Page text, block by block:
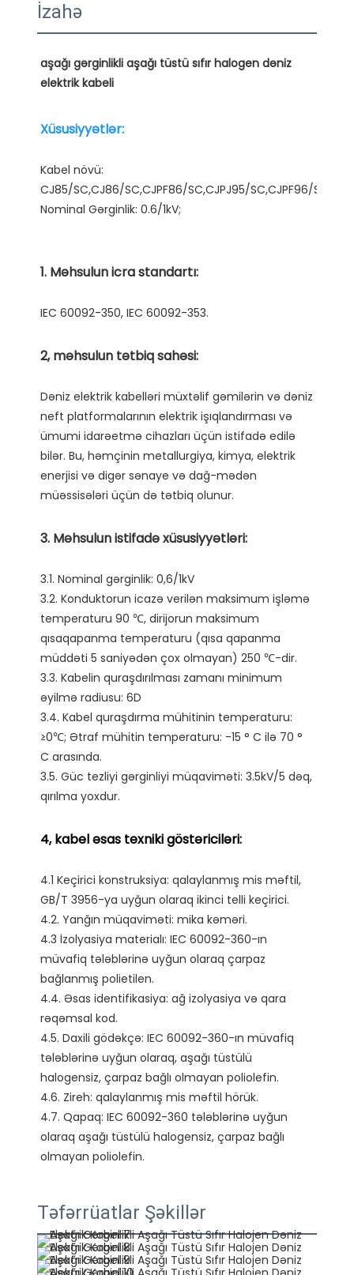
İzahə
aşağı gərginlikli aşağı tüstü sıfır halogen dəniz
Kabel növü:
CJ85/SC,CJ86/SC,CJPF86/SC,CJPJ95/SC,CJPF96/SC.
Dəniz elektrik kabelləri müxtəlif gəmilərin və dəniz
neft platformalarının elektrik işıqlandırması və
ümumi idarəetmə cihazları üçün istifadə edilə
bilər. Bu, həmçinin metallurgiya, kimya, elektrik
enerjisi və digər sənaye və dağ-mədən
3.1. Nominal gərginlik: 0,6/1kV
3.2. Konduktorun icazə verilən maksimum işləmə
temperaturu 90 ℃, dirijorun maksimum
qısaqapanma temperaturu (qısa qapanma
müddəti 5 saniyədən çox olmayan) 250 ℃-dir.
3.3. Kabelin quraşdırılması zamanı minimum
əyilmə radiusu: 6D
3.4. Kabel quraşdırma mühitinin temperaturu:
≥0℃; Ətraf mühitin temperaturu: -15 ° C ilə 70 °
C arasında.
3.5. Güc tezliyi gərginliyi müqaviməti: 3.5kV/5 dəq,
4.1 Keçirici konstruksiya: qalaylanmış mis məftil,
GB/T 3956-ya uyğun olaraq ikinci telli keçirici.
4.2. Yanğın müqaviməti: mika kəməri.
4.3 İzolyasiya materialı: IEC 60092-360-ın
müvafiq tələblərinə uyğun olaraq çarpaz
bağlanmış polietilen.
4.4. Əsas identifikasiya: ağ izolyasiya və qara
rəqəmsal kod.
4.5. Daxili gödəkçə: IEC 60092-360-ın müvafiq
tələblərinə uyğun olaraq, aşağı tüstülü
halogensiz, çarpaz bağlı olmayan poliolefin.
4.6. Zireh: qalaylanmış mis məftil hörük.
4.7. Qapaq: IEC 60092-360 tələblərinə uyğun
olaraq aşağı tüstülü halogensiz, çarpaz bağlı
Təfərrüatlar Şəkillər